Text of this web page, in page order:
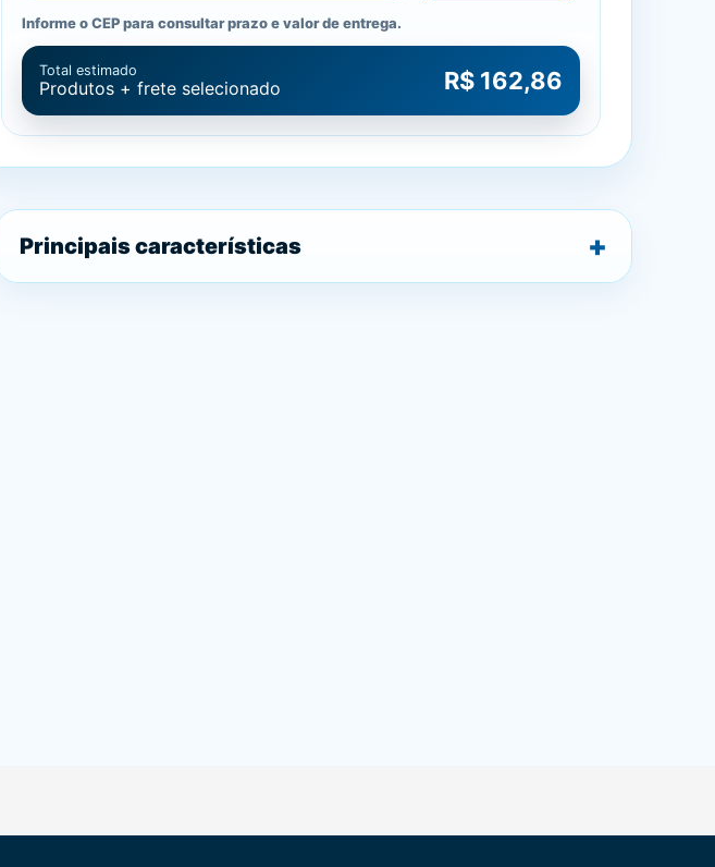
Informe o CEP para consultar prazo e valor de entrega.
Total estimado
Produtos + frete selecionado R$ 162,86
Principais características